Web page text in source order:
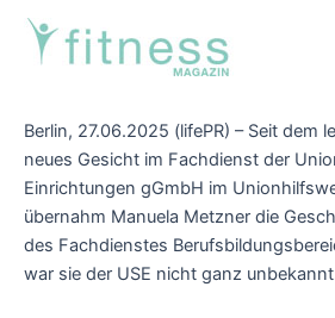
Zum
Inhalt
springen
Berlin, 27.06.2025 (lifePR) – Seit dem
neues Gesicht im Fachdienst der
Einrichtungen gGmbH im
übernahm Manuela Metzner die
des Fachdienstes
war sie der USE nicht ganz
Post
navigation